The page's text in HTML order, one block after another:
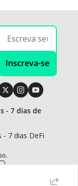
Inscreva-se
- 7 dias de
- 7 dias DeFi